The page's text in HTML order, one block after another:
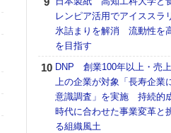
レンピア活用でアイススラ
氷詰まりを解消 流動性を
を目指す
DNP 創業100年以上・売
上の企業が対象「長寿企業
意識調査」を実施 持続的
時代に合わせた事業変革と
る組織風土